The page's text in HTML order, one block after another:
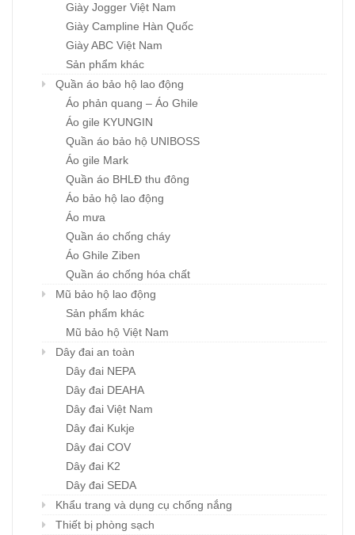
Giày Jogger Việt Nam
Giày Campline Hàn Quốc
Giày ABC Việt Nam
Sản phẩm khác
Quần áo bảo hộ lao động
Áo phản quang – Áo Ghile
Áo gile KYUNGIN
Quần áo bảo hộ UNIBOSS
Áo gile Mark
Quần áo BHLĐ thu đông
Áo bảo hộ lao động
Áo mưa
Quần áo chống cháy
Áo Ghile Ziben
Quần áo chống hóa chất
Mũ bảo hộ lao động
Sản phẩm khác
Mũ bảo hộ Việt Nam
Dây đai an toàn
Dây đai NEPA
Dây đai DEAHA
Dây đai Việt Nam
Dây đai Kukje
Dây đai COV
Dây đai K2
Dây đai SEDA
Khẩu trang và dụng cụ chống nắng
Thiết bị phòng sạch